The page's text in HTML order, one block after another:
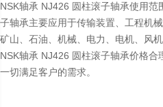
NSK轴承 NJ426 圆柱滚子轴承使用
子轴承主要应用于传输装置、工程机
矿山、石油、机械、电力、电机、风
NSK轴承 NJ426 圆柱滚子轴承价格
一切满足客户的需求。